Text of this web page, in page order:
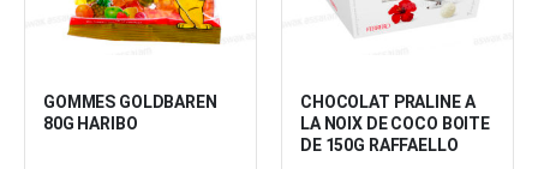
GOMMES GOLDBAREN
80G HARIBO
CHOCOLAT PRALINE A
LA NOIX DE COCO BOITE
DE 150G RAFFAELLO